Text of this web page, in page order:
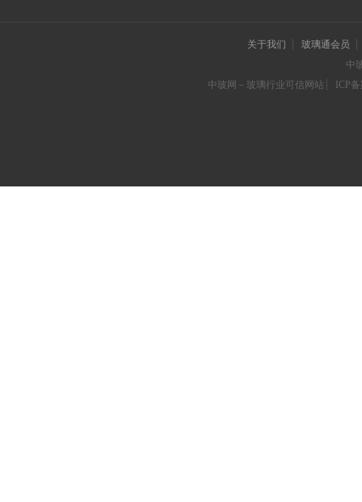
关于我们
玻璃通会员
中
中玻网－玻璃行业可信网站
ICP